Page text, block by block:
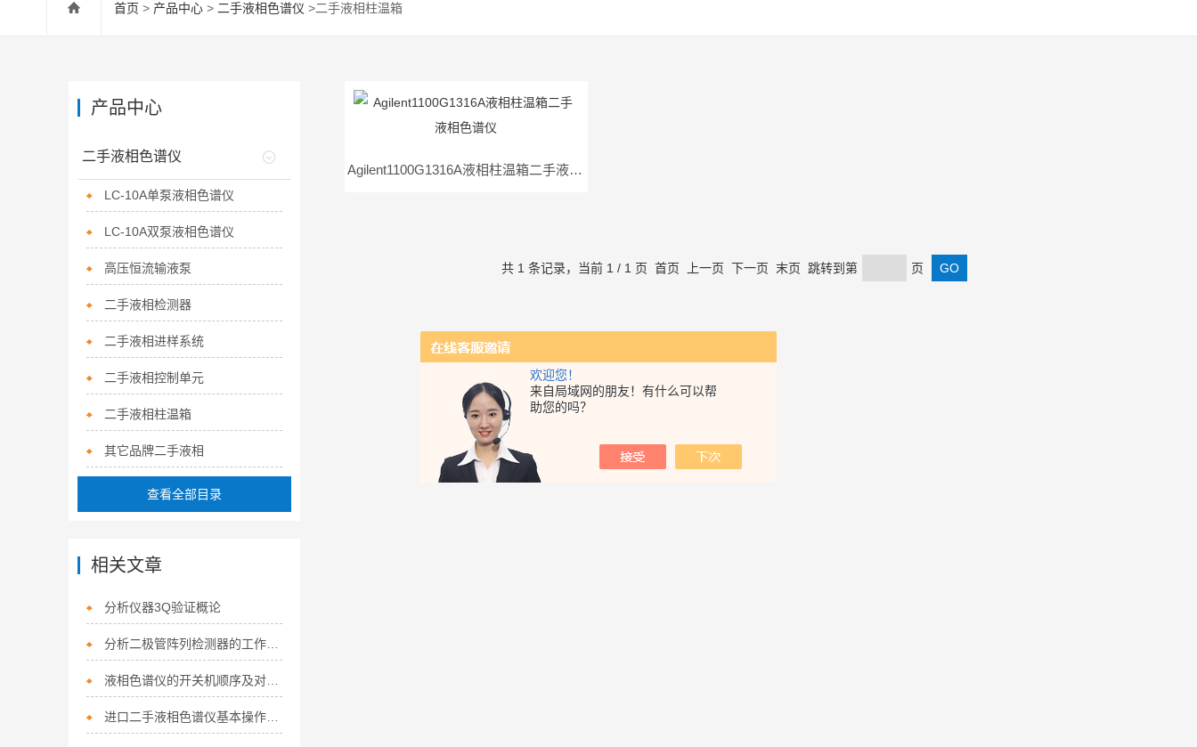
欢迎您！
来自局域网的朋友！有什么可以帮
助您的吗？
首页 > 产品中心 > 二手液相色谱仪 >二手液相柱温箱
Agilent1100G1316A液相柱温箱二手液相色谱仪
共 1 条记录，当前 1 / 1 页 首页 上一页 下一页 末页 跳转到第 页
产品中心
二手液相色谱仪
LC-10A单泵液相色谱仪
LC-10A双泵液相色谱仪
高压恒流输液泵
二手液相检测器
二手液相进样系统
二手液相控制单元
二手液相柱温箱
其它品牌二手液相
查看全部目录
相关文章
分析仪器3Q验证概论